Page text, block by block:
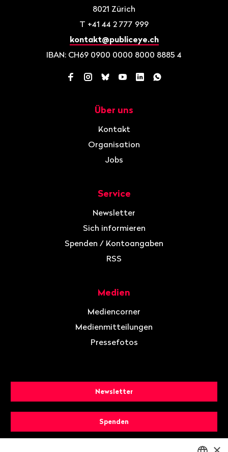
8021 Zürich
T +41 44 2 777 999
kontakt@publiceye.ch
IBAN: CH69 0900 0000 8000 8885 4
Facebook
Instagram
BlueskyYouTube
LinkedInWhatsApp
Über uns
Kontakt
Organisation
Jobs
Service
Newsletter
Sich informieren
Spenden / Kontoangaben
RSS
Medien
Mediencorner
Medienmitteilungen
Pressefotos
Newsletter
Spenden